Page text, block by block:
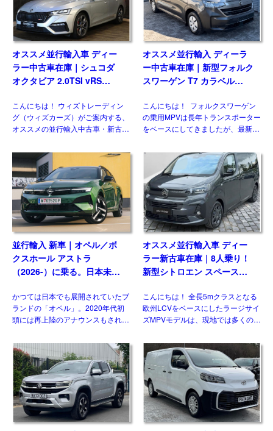
オススメ並行輸入車 ディー
ラー中古車在庫｜シュコダ
オクタビア 2.0TSI vRS
こんにちは！ ウィズトレーディン
グ（ウィズカーズ）がご案内する、
オススメの並行輸入中古車・新古
入のシュコダ オクタビア
vRS(Skoda Octavia vRS）です。
グレード追加で […]
オススメ並行輸入 ディーラ
ー中古車在庫｜新型フォルク
スワーゲン T7 カラベル
8AT 左ハンドル
こんにちは！ フォルクスワーゲン
の乗用MPVは長年トランスポーター
をベースにしてきましたが、最新の
た。マルチバンやカリフォルニアが
乗用車系プラットフォームを採用し
たモデルとして […]
並行輸入 新車｜オペル／ボ
クスホール アストラ
（2026-）に乗る。日本未導
要・スペック・価格の情報。
かつては日本でも展開されていたブ
ランドの「オペル」。2020年代初
頭には再上陸のアナウンスもされま
ません。一方欧州では積極的なモデ
ル展開を行っており、ベストセラー
の基幹モデルがフェイスリフ […]
オススメ並行輸入車 ディー
ラー新古車在庫｜8人乗り！
新型シトロエン スペースツ
180 M 8AT 左ハンドル
こんにちは！ 全長5mクラスとなる
欧州LCVをベースにしたラージサイ
ズMPVモデルは、現地では多くのメ
状日本市場には正規導入されている
モデルはありません。そのなかでも
多くの兄弟車をもつモデ […]